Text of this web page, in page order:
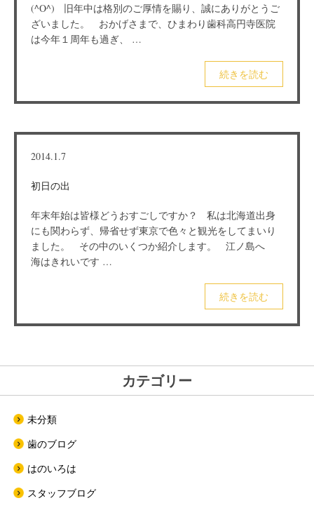
(^O^) 旧年中は格別のご厚情を賜り、誠にありがとうご
ざいました。 おかげさまで、ひまわり歯科高円寺医院
は今年１周年も過ぎ、 …
続きを読む
2014.1.7
初日の出
年末年始は皆様どうおすごしですか？ 私は北海道出身
にも関わらず、帰省せず東京で色々と観光をしてまいり
ました。 その中のいくつか紹介します。 江ノ島へ
海はきれいです …
続きを読む
カテゴリー
未分類
歯のブログ
はのいろは
スタッフブログ